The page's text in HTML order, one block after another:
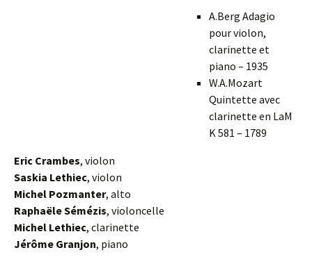
A.Berg Adagio
pour violon,
clarinette et
piano – 1935
W.A.Mozart
Quintette avec
clarinette en LaM
K 581 – 1789
Eric Crambes, violon
Saskia Lethiec, violon
Michel Pozmanter, alto
Raphaële Sémézis, violoncelle
Michel Lethiec, clarinette
Jérôme Granjon, piano